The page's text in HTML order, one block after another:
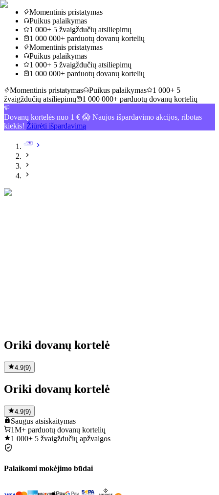
Momentinis pristatymas
Puikus palaikymas
1 000+ 5 žvaigždučių atsiliepimų
1 000 000+ parduotų dovanų kortelių
Momentinis pristatymas
Puikus palaikymas
1 000+ 5 žvaigždučių atsiliepimų
1 000 000+ parduotų dovanų kortelių
Momentinis pristatymas
Puikus palaikymas
1 000+ 5
žvaigždučių atsiliepimų
1 000 000+ parduotų dovanų kortelių
Dovanų kortelės nuo 1 € 😱 Naujos išpardavimo akcijos, ribotas
kiekis! Žiūrėti išpardavimą
Oriki dovanų kortelė
4.9(9)
Oriki dovanų kortelė
4.9(9)
Saugus atsiskaitymas
1M+ parduotų dovanų kortelių
1 000+ 5 žvaigždučių apžvalgos
Palaikomi mokėjimo būdai